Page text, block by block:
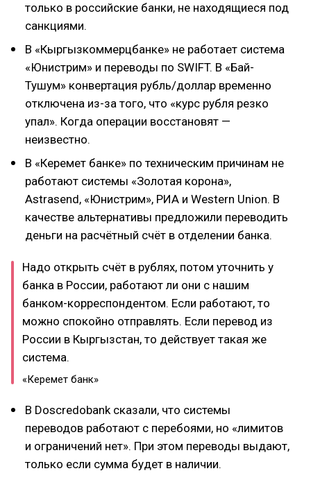
только в российские банки, не находящиеся под
санкциями.
В «Кыргызкоммерцбанке» не работает система
«Юнистрим» и переводы по SWIFT. В «Бай-
Тушум» конвертация рубль/доллар временно
отключена из-за того, что «курс рубля резко
упал». Когда операции восстановят —
неизвестно.
В «Керемет банке» по техническим причинам не
работают системы «Золотая корона»,
Astrasend, «Юнистрим», РИА и Western Union. В
качестве альтернативы предложили переводить
деньги на расчётный счёт в отделении банка.
Надо открыть счёт в рублях, потом уточнить у
банка в России, работают ли они с нашим
банком-корреспондентом. Если работают, то
можно спокойно отправлять. Если перевод из
России в Кыргызстан, то действует такая же
система.
«Керемет банк»
В Doscredobank сказали, что системы
переводов работают с перебоями, но «лимитов
и ограничений нет». При этом переводы выдают,
только если сумма будет в наличии.